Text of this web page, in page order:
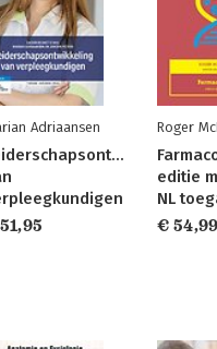
Adriaansen Roger
editie
NL
€ 54,99